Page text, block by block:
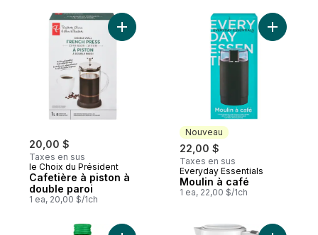
20,00 $
Taxes en sus
le Choix du Président
Cafetière à piston à
double paroi
1 ea, 20,00 $/1ch
Ajouter Cafetière à piston à double paroi
Nouveau
22,00 $
Taxes en sus
Nouveau
Everyday Essentials
Moulin à café
1 ea, 22,00 $/1ch
Ajouter